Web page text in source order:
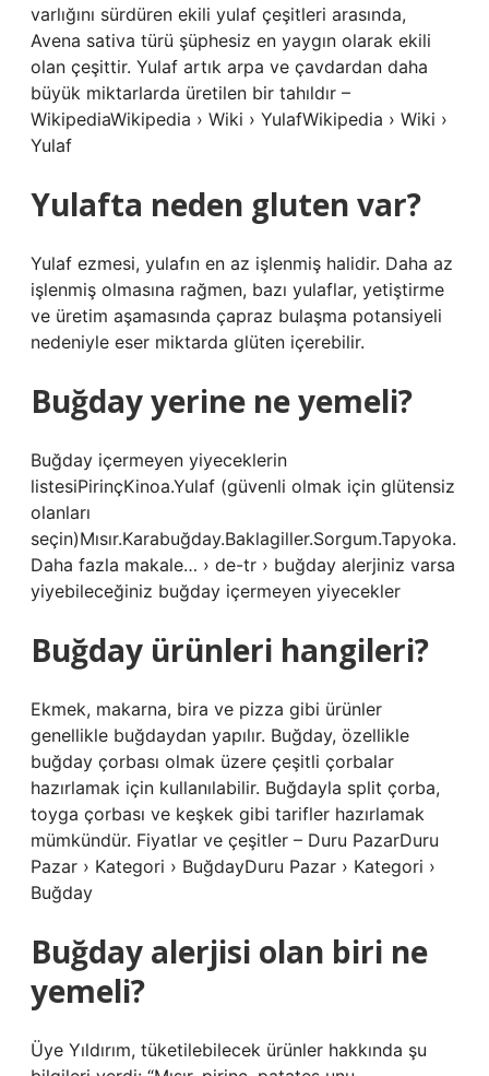
varlığını sürdüren ekili yulaf çeşitleri arasında,
Avena sativa türü şüphesiz en yaygın olarak ekili
olan çeşittir. Yulaf artık arpa ve çavdardan daha
büyük miktarlarda üretilen bir tahıldır –
WikipediaWikipedia › Wiki › YulafWikipedia › Wiki ›
Yulaf
Yulafta neden gluten var?
Yulaf ezmesi, yulafın en az işlenmiş halidir. Daha az
işlenmiş olmasına rağmen, bazı yulaflar, yetiştirme
ve üretim aşamasında çapraz bulaşma potansiyeli
nedeniyle eser miktarda glüten içerebilir.
Buğday yerine ne yemeli?
Buğday içermeyen yiyeceklerin
listesiPirinçKinoa.Yulaf (güvenli olmak için glütensiz
olanları
seçin)Mısır.Karabuğday.Baklagiller.Sorgum.Tapyoka.
Daha fazla makale… › de-tr › buğday alerjiniz varsa
yiyebileceğiniz buğday içermeyen yiyecekler
Buğday ürünleri hangileri?
Ekmek, makarna, bira ve pizza gibi ürünler
genellikle buğdaydan yapılır. Buğday, özellikle
buğday çorbası olmak üzere çeşitli çorbalar
hazırlamak için kullanılabilir. Buğdayla split çorba,
toyga çorbası ve keşkek gibi tarifler hazırlamak
mümkündür. Fiyatlar ve çeşitler – Duru PazarDuru
Pazar › Kategori › BuğdayDuru Pazar › Kategori ›
Buğday
Buğday alerjisi olan biri ne
yemeli?
Üye Yıldırım, tüketilebilecek ürünler hakkında şu